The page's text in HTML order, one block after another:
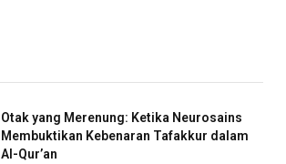
Otak yang Merenung: Ketika Neurosains
Membuktikan Kebenaran Tafakkur dalam
Al-Qur’an